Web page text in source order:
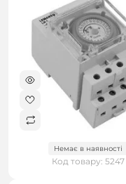
Немає в наявності
Код товару: 5247